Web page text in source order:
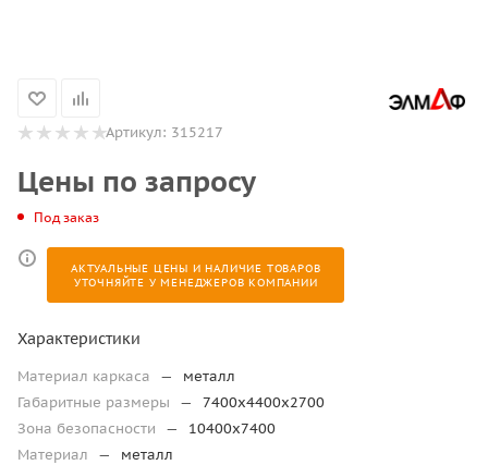
Артикул: 315217
Цены по запросу
Под заказ
АКТУАЛЬНЫЕ ЦЕНЫ И НАЛИЧИЕ ТОВАРОВ
УТОЧНЯЙТЕ У МЕНЕДЖЕРОВ КОМПАНИИ
Характеристики
Материал каркаса —
металл
Габаритные размеры
—
7400х4400х2700
Зона безопасности
—
10400х7400
Материал
—
металл